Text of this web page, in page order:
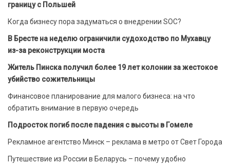
границу с Польшей
Когда бизнесу пора задуматься о внедрении SOC?
В Бресте на неделю ограничили судоходство по Мухавцу
из-за реконструкции моста
Житель Пинска получил более 19 лет колонии за жестокое
убийство сожительницы
Финансовое планирование для малого бизнеса: на что
обратить внимание в первую очередь
Подросток погиб после падения с высоты в Гомеле
Рекламное агентство Минск – реклама в метро от Свет Города
Путешествие из России в Беларусь – почему удобно